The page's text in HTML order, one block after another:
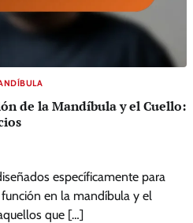
de la Mandíbula y el Cuello:
específicamente para
en la mandíbula y el
que […]